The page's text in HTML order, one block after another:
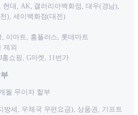
현대, AK, 갤러리아백화점, 대우(경남),
), 세이백화점(대전)
, 이마트, 홈플러스, 롯데마트
제외
홈쇼핑, G마켓, 11번가
월 무이자 할부
세, 우체국 우편요금), 상품권, 기프트